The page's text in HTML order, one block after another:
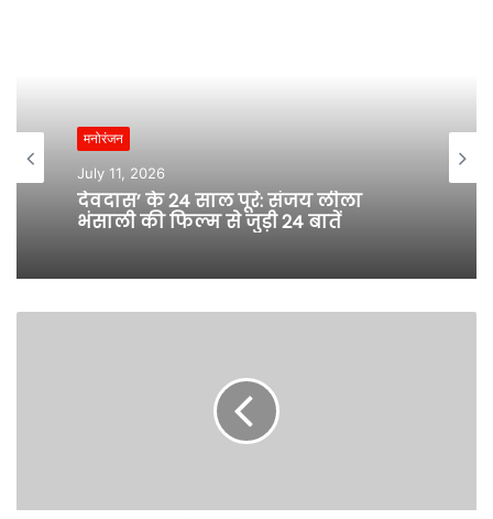
मनोरंजन
July 11, 2026
देवदास’ के 24 साल पूरे: संजय लीला
भंसाली की फिल्म से जुड़ी 24 बातें